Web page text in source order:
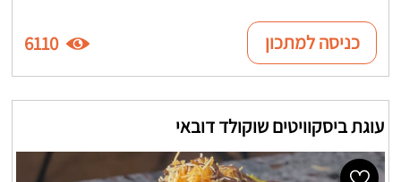
כניסה למתכון 6110
עוגת ביסקוויטים שוקולד דובאי